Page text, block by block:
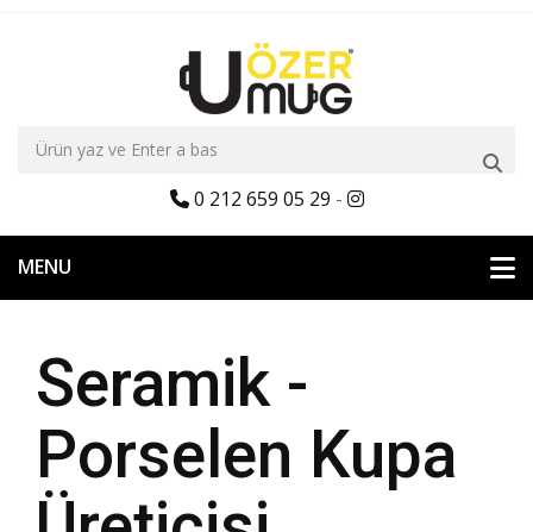
0 212 659 05 29 -
MENU
Seramik -
Porselen Kupa